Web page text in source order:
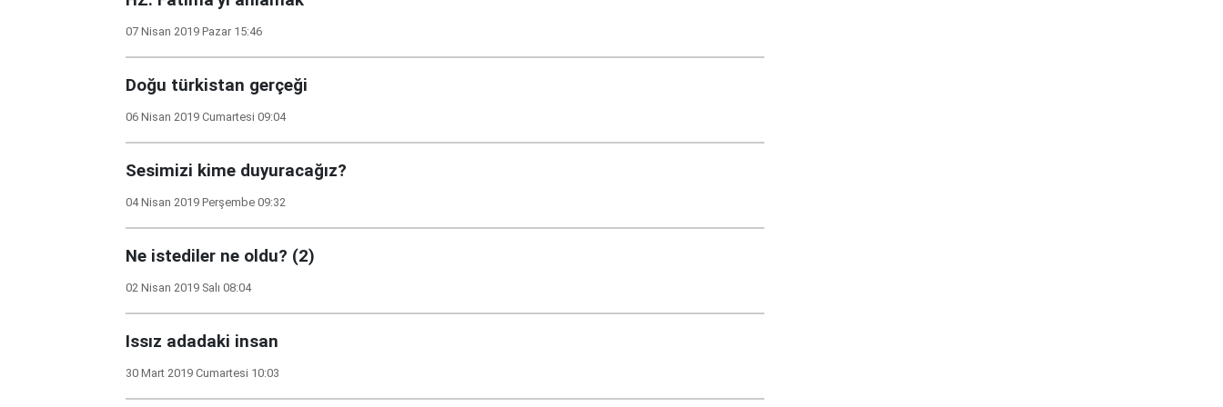
07 Nisan 2019 Pazar 15:46
Doğu türkistan gerçeği
06 Nisan 2019 Cumartesi 09:04
Sesimizi kime duyuracağız?
04 Nisan 2019 Perşembe 09:32
Ne istediler ne oldu? (2)
02 Nisan 2019 Salı 08:04
Issız adadaki insan
30 Mart 2019 Cumartesi 10:03